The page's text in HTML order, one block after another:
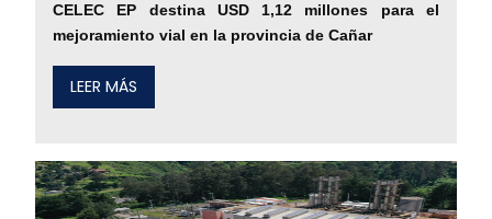
CELEC EP destina USD 1,12 millones para el
mejoramiento vial en la provincia de Cañar
LEER MÁS